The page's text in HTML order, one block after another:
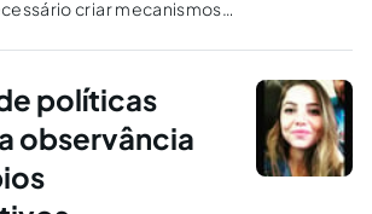
criar mecanismos
disso, a Lei nº 13.726/19 foi
a simplificação de
políticas
observância